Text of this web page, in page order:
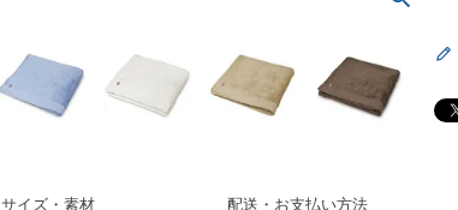
サイズ・素材 配送・お支払い方法